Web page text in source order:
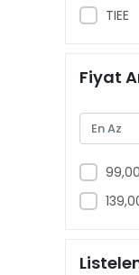
TIEE
Fiyat